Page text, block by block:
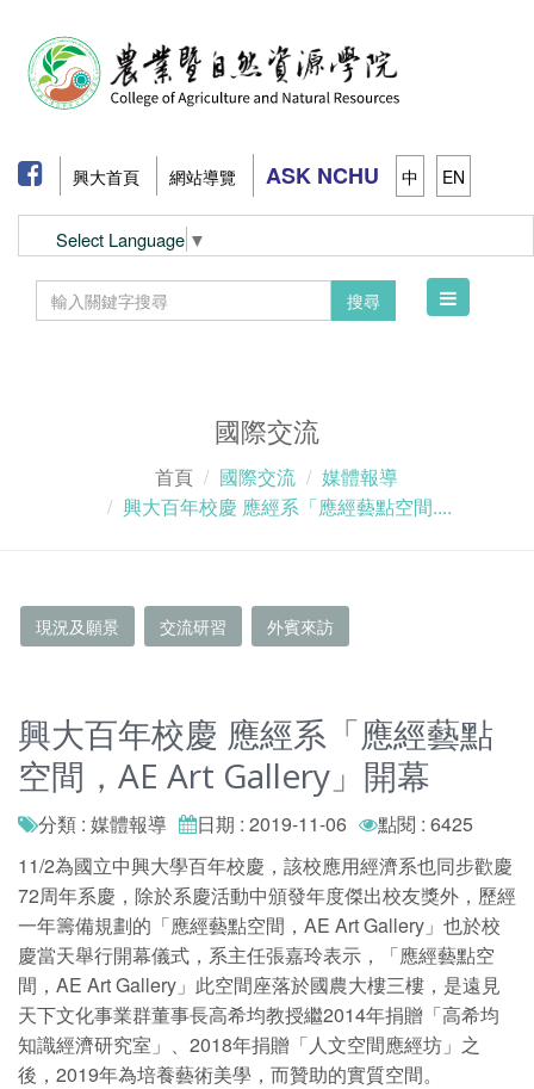
興大首頁 網站導覽 ASK NCHU 中 EN
Select Language ▼
搜尋
Toggle
國際交流
首頁 國際交流
媒體報導
興大百年校慶 應經系「應經藝點空間....
現況及願景 交流研習 外賓來訪
興大百年校慶 應經系「應經藝點
空間，AE Art Gallery」開幕
分類 : 媒體報導 日期 : 2019-11-06
點閱 : 6425
11/2為國立中興大學百年校慶，該校應用經濟系也同步歡慶
72周年系慶，除於系慶活動中頒發年度傑出校友獎外，歷經
一年籌備規劃的「應經藝點空間，AE Art Gallery」也於校
慶當天舉行開幕儀式，系主任張嘉玲表示，「應經藝點空
間，AE Art Gallery」此空間座落於國農大樓三樓，是遠見
天下文化事業群董事長高希均教授繼2014年捐贈「高希均
知識經濟研究室」、2018年捐贈「人文空間應經坊」之
後，2019年為培養藝術美學，而贊助的實質空間。